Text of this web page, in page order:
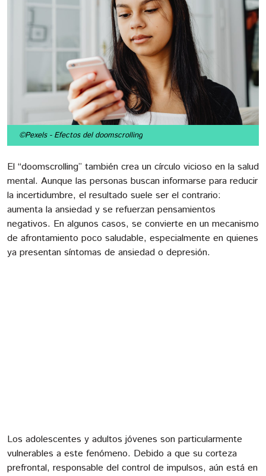
©Pexels - Efectos del doomscrolling
El “doomscrolling” también crea un círculo vicioso en la salud
mental. Aunque las personas buscan informarse para reducir
la incertidumbre, el resultado suele ser el contrario:
aumenta la ansiedad y se refuerzan pensamientos
negativos. En algunos casos, se convierte en un mecanismo
de afrontamiento poco saludable, especialmente en quienes
ya presentan síntomas de ansiedad o depresión.
Los adolescentes y adultos jóvenes son particularmente
vulnerables a este fenómeno. Debido a que su corteza
prefrontal, responsable del control de impulsos, aún está en